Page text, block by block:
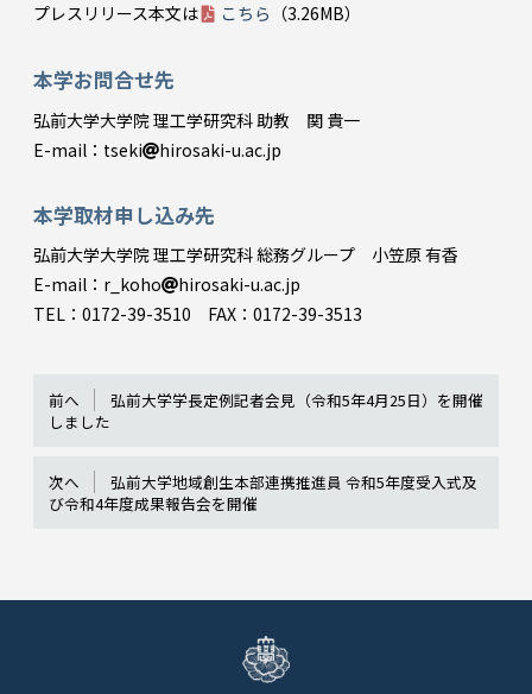
プレスリリース本文は こちら （3.26MB）
本学お問合せ先
弘前大学大学院 理工学研究科 助教 関 貴一
E-mail：tseki
hirosaki-u.ac.jp
本学取材申し込み先
弘前大学大学院 理工学研究科 総務グループ 小笠原 有香
E-mail：r_koho
hirosaki-u.ac.jp
TEL：0172-39-3510 FAX：0172-39-3513
前へ
弘前大学学長定例記者会見（令和5年4月25日）を開催
しました
次へ
弘前大学地域創生本部連携推進員 令和5年度受入式及
び令和4年度成果報告会を開催